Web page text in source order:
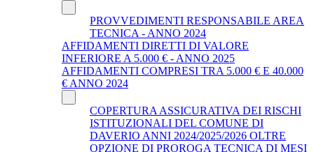
PROVVEDIMENTI RESPONSABILE AREA
TECNICA - ANNO 2024
AFFIDAMENTI DIRETTI DI VALORE
INFERIORE A 5.000 € - ANNO 2025
AFFIDAMENTI COMPRESI TRA 5.000 € E 40.000
€ ANNO 2024
COPERTURA ASSICURATIVA DEI RISCHI
ISTITUZIONALI DEL COMUNE DI
DAVERIO ANNI 2024/2025/2026 OLTRE
OPZIONE DI PROROGA TECNICA DI MESI